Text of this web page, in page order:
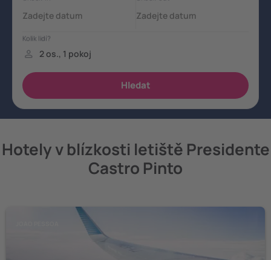
Hotely v blízkosti letiště Presidente
Castro Pinto